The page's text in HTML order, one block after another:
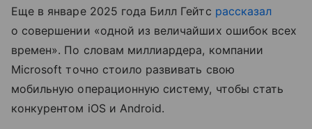
Еще в январе 2025 года Билл Гейтс рассказал
о совершении «одной из величайших ошибок всех
времен». По словам миллиардера, компании
Microsoft точно стоило развивать свою
мобильную операционную систему, чтобы стать
конкурентом iOS и Android.